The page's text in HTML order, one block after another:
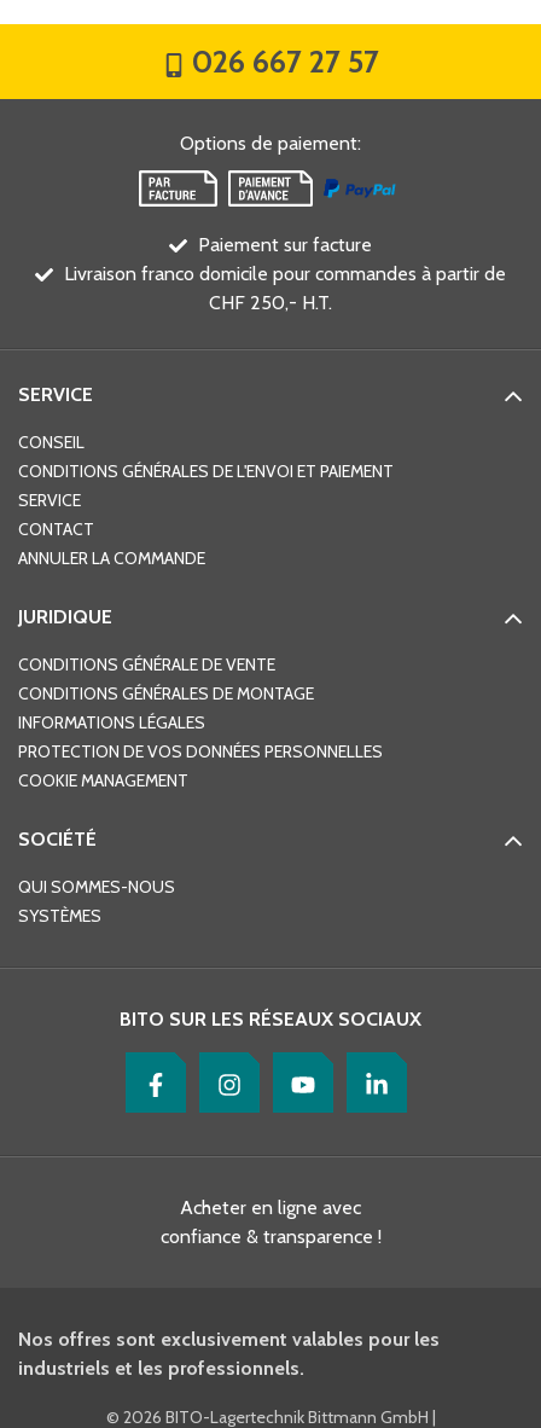
026 667 27 57
Options de paiement:
Paiement sur facture
Livraison franco domicile pour commandes à partir de
CHF 250,- H.T.
SERVICE
CONSEIL
CONDITIONS GÉNÉRALES DE L'ENVOI ET PAIEMENT
SERVICE
CONTACT
ANNULER LA COMMANDE
JURIDIQUE
CONDITIONS GÉNÉRALE DE VENTE
CONDITIONS GÉNÉRALES DE MONTAGE
INFORMATIONS LÉGALES
PROTECTION DE VOS DONNÉES PERSONNELLES
COOKIE MANAGEMENT
SOCIÉTÉ
QUI SOMMES-NOUS
SYSTÈMES
BITO SUR LES RÉSEAUX SOCIAUX
Acheter en ligne avec
confiance & transparence !
Nos offres sont exclusivement valables pour les
industriels et les professionnels.
© 2026 BITO-Lagertechnik Bittmann GmbH |